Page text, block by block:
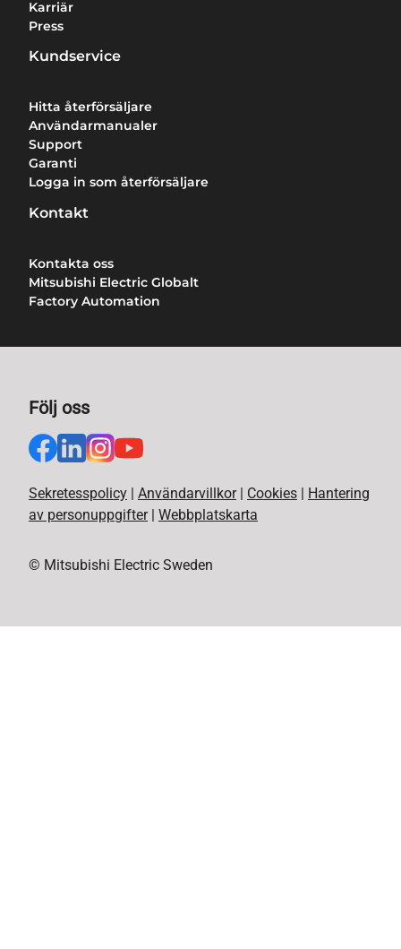
Karriär
Press
Kundservice
Hitta återförsäljare
Användarmanualer
Support
Garanti
Logga in som återförsäljare
Kontakt
Kontakta oss
Mitsubishi Electric Globalt
Factory Automation
Följ oss
Sekretesspolicy | Användarvillkor | Cookies | Hantering
av personuppgifter | Webbplatskarta
© Mitsubishi Electric Sweden